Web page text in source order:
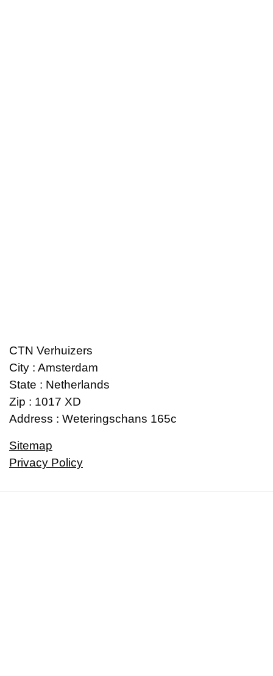
CTN Verhuizers
City : Amsterdam
State : Netherlands
Zip : 1017 XD
Address : Weteringschans 165c
Sitemap
Privacy Policy